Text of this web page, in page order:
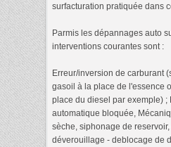
surfacturation pratiquée dans
Parmis les dépannages auto
interventions courantes sont :
Erreur/inversion de carburant
gasoil à la place de l'essence
place du diesel par exemple) ;
automatique bloquée,
sèche, siphonage de reservoir,
déverouillage - deblocage de